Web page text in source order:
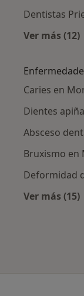
Dentistas
Ver más (12)
Caries en
Dientes
Absceso
Bruxismo en
Deformidad
Ver más (15)